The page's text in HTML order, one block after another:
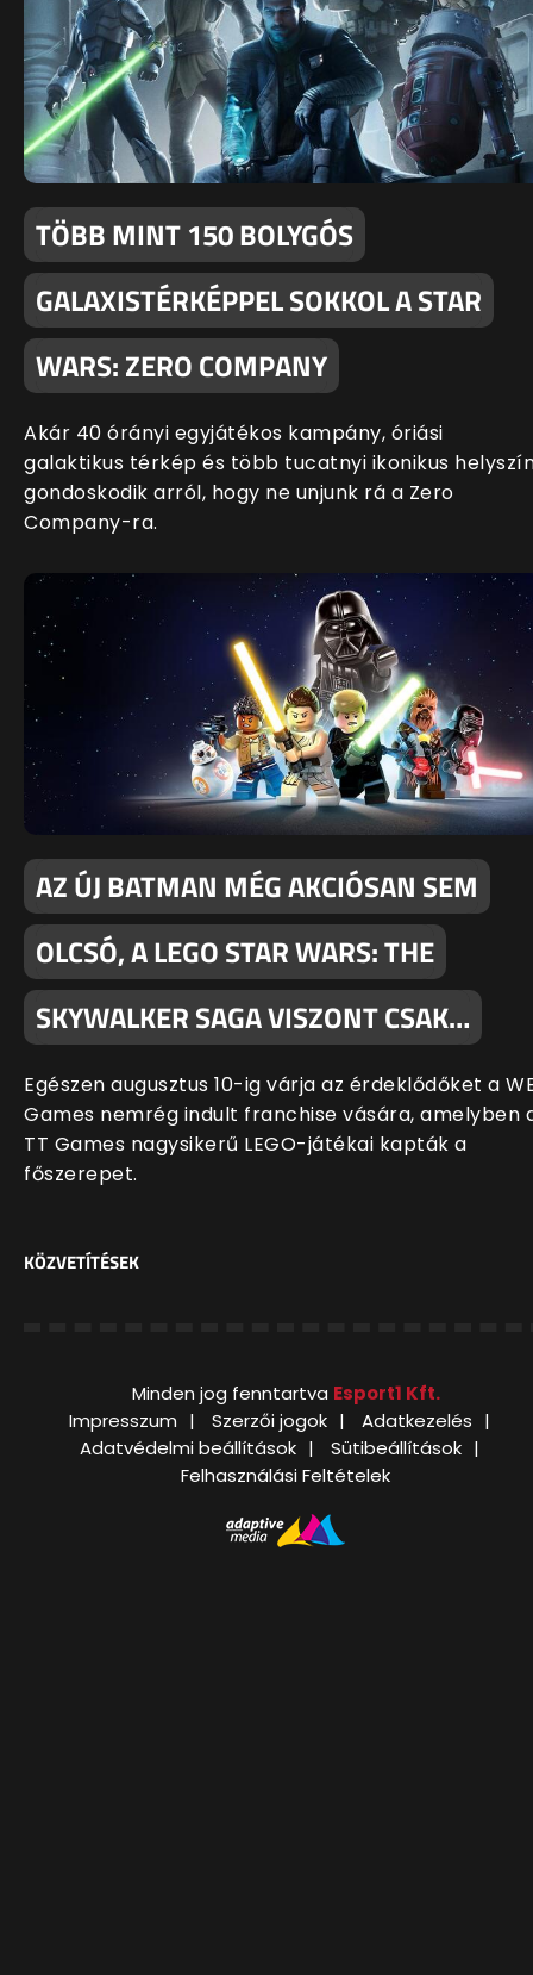
TÖBB MINT 150 BOLYGÓS
GALAXISTÉRKÉPPEL SOKKOL A STAR
WARS: ZERO COMPANY
Akár 40 órányi egyjátékos kampány, óriási
galaktikus térkép és több tucatnyi ikonikus
gondoskodik arról, hogy ne unjunk rá a Zero
Company-ra.
AZ ÚJ BATMAN MÉG AKCIÓSAN SEM
OLCSÓ, A LEGO STAR WARS: THE
SKYWALKER SAGA VISZONT CSAK…
Egészen augusztus 10-ig várja az érdeklődőket a
Games nemrég indult franchise vására, amelyben
TT Games nagysikerű LEGO-játékai kapták a
főszerepet.
KÖZVETÍTÉSEK
Minden jog fenntartva Esport1 Kft.
Impresszum
Szerzői jogok
Adatkezelés
Adatvédelmi beállítások
Sütibeállítások
Felhasználási Feltételek